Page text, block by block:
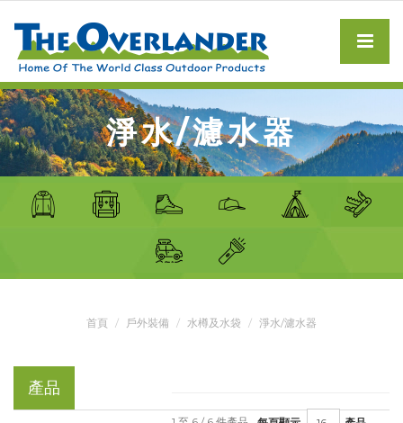
淨水/濾水器
首頁 戶外裝備 水樽及水袋 淨水/濾水器
產品